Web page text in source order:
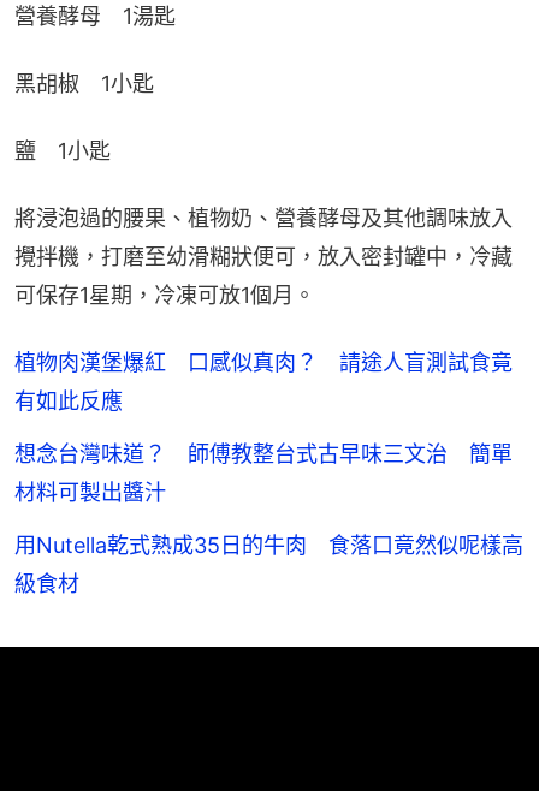
營養酵母　1湯匙
黑胡椒　1小匙
鹽　1小匙
將浸泡過的腰果、植物奶、營養酵母及其他調味放入
攪拌機，打磨至幼滑糊狀便可，放入密封罐中，冷藏
可保存1星期，冷凍可放1個月。
植物肉漢堡爆紅 口感似真肉？ 請途人盲測試食竟
有如此反應
想念台灣味道？ 師傅教整台式古早味三文治 簡單
材料可製出醬汁
用Nutella乾式熟成35日的牛肉 食落口竟然似呢樣高
級食材